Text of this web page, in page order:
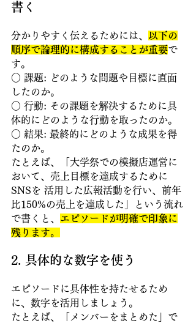
書く
分かりやすく伝えるためには、 以下の
順序で論理的に構成することが重要で
す。
○ 課題: どのような問題や目標に直面
したのか。
○ 行動: その課題を解決するために具
体的にどのような行動を取ったのか。
○ 結果: 最終的にどのような成果を得
たのか。
たとえば、「大学祭での模擬店運営に
おいて、売上目標を達成するために
SNSを 活用した広報活動を行い、前年
比150%の売上を達成した」という流れ
で書くと、 エピソードが明確で印象に
残ります。
2. 具体的な数字を使う
エピソードに具体性を持たせるため
に、数字を活用しましょう。
たとえば、「メンバーをまとめた」で